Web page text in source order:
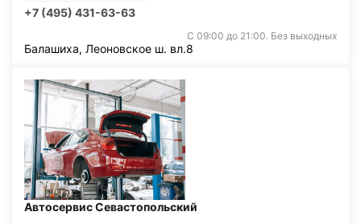
+7 (495) 431-63-63
С 09:00 до 21:00. Без выходных
Балашиха, Леоновское ш. вл.8
Автосервис Севастопольский